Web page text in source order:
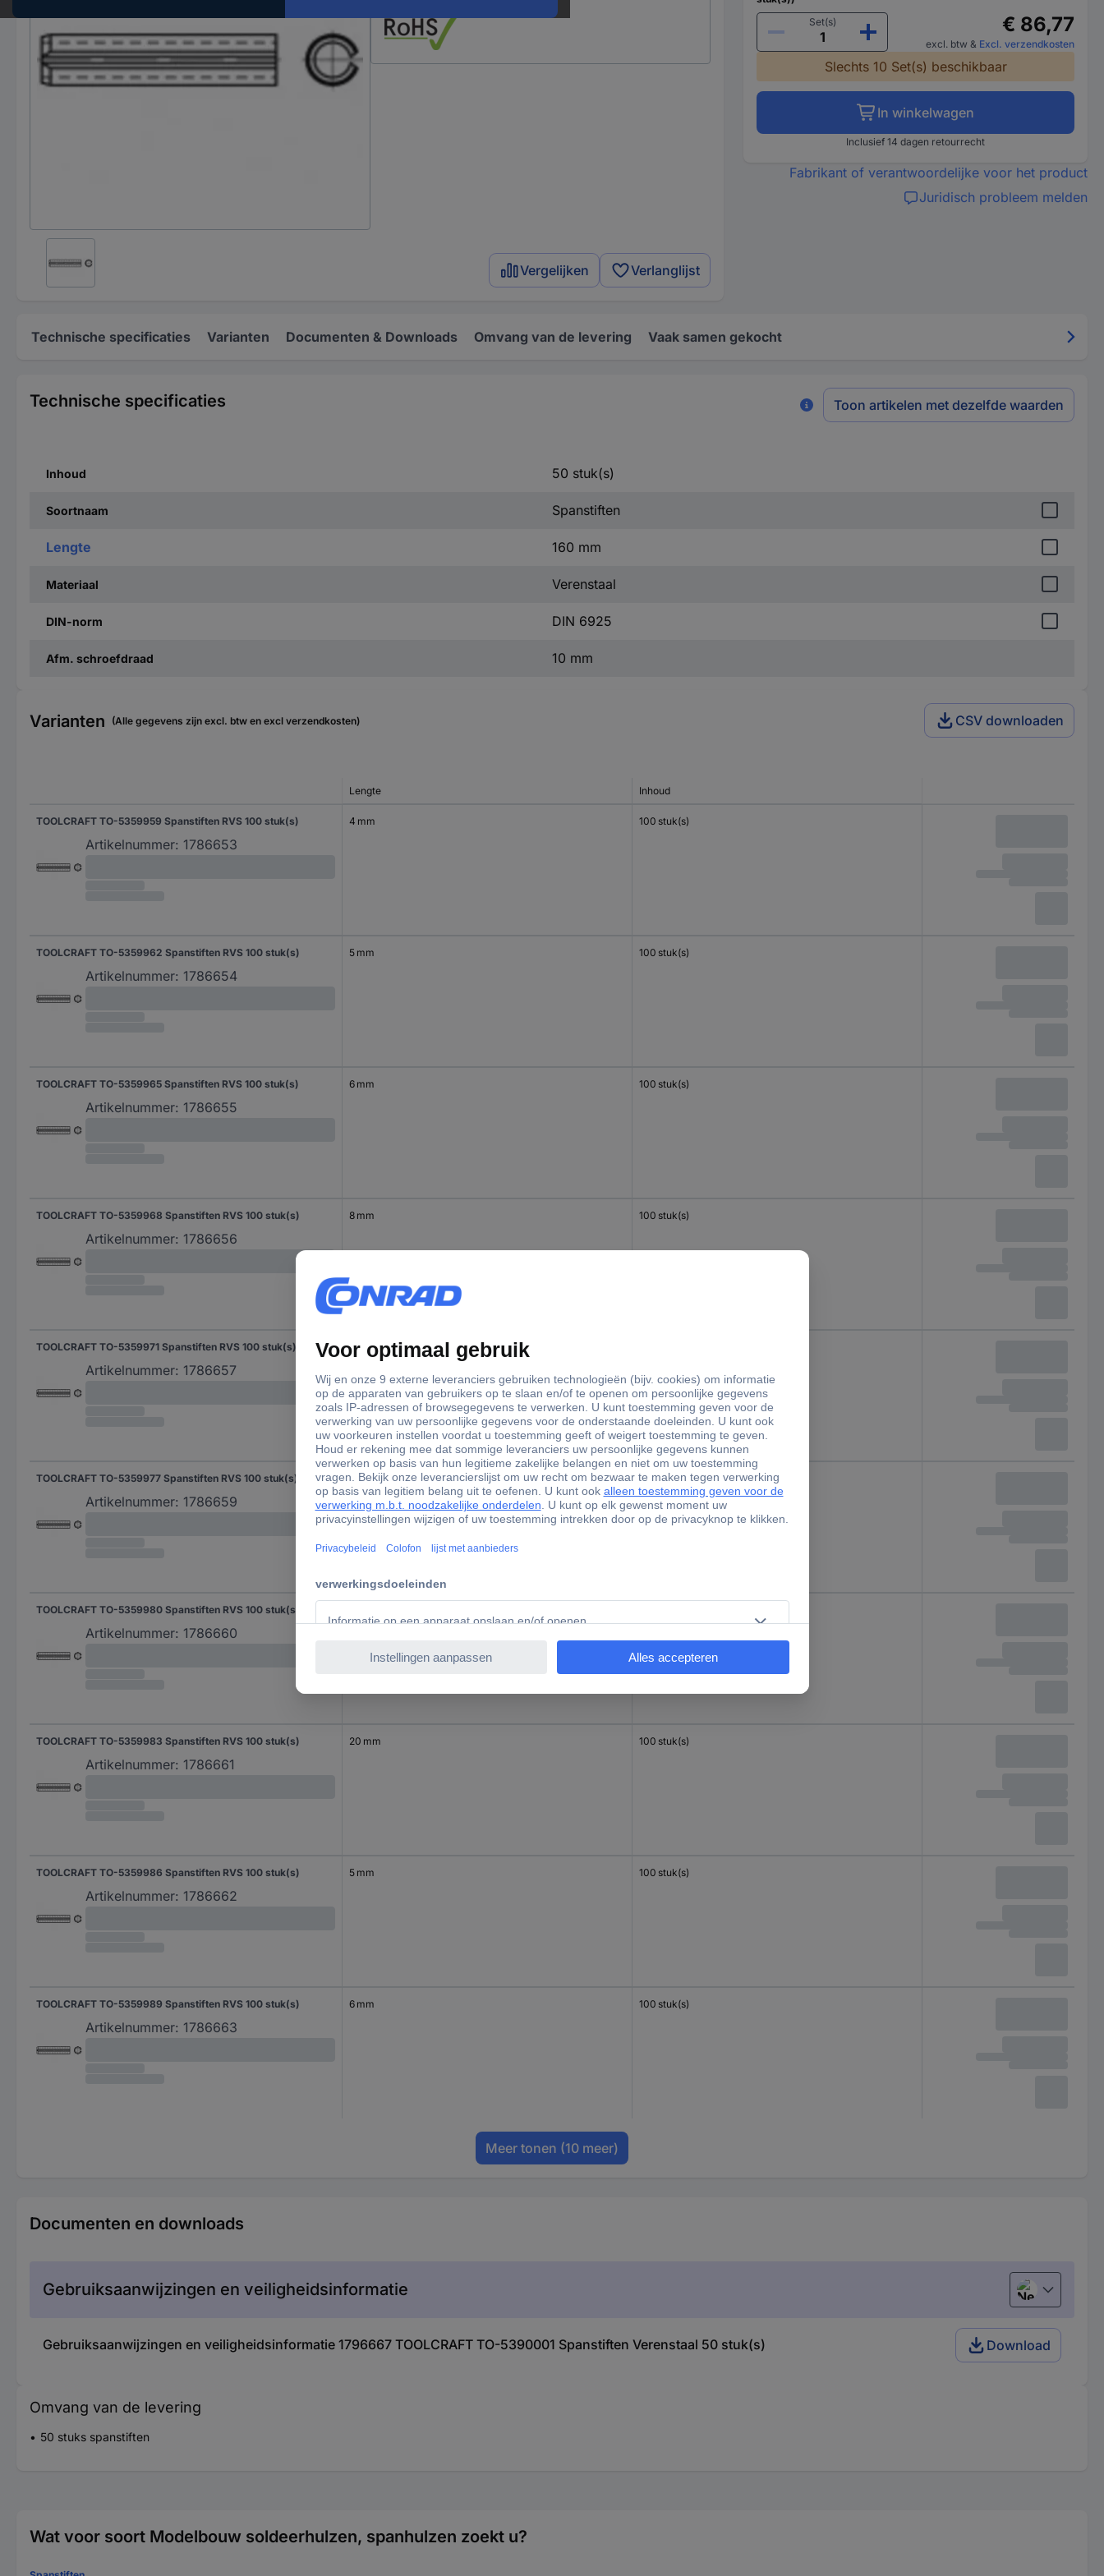
Vergelijken Verlanglijst
Set(s)
€ 86,77
excl. btw & Excl. verzendkosten
Slechts 10 Set(s) beschikbaar
In winkelwagen
Inclusief 14 dagen retourrecht
Fabrikant of verantwoordelijke voor het product
Juridisch probleem melden
Technische specificaties Varianten Documenten & Downloads Omvang van de levering Vaak samen gekocht
Technische specificaties Toon artikelen met dezelfde waarden
Inhoud 50 stuk(s)
Soortnaam Spanstiften
Lengte 160 mm
Materiaal Verenstaal
DIN-norm DIN 6925
Afm. schroefdraad 10 mm
Varianten (Alle gegevens zijn excl. btw en excl verzendkosten) CSV downloaden
Lengte Inhoud
TOOLCRAFT TO-5359959 Spanstiften RVS 100 stuk(s)
Artikelnummer: 1786653
4 mm 100 stuk(s)
TOOLCRAFT TO-5359962 Spanstiften RVS 100 stuk(s)
Artikelnummer: 1786654
5 mm 100 stuk(s)
TOOLCRAFT TO-5359965 Spanstiften RVS 100 stuk(s)
Artikelnummer: 1786655
6 mm 100 stuk(s)
TOOLCRAFT TO-5359968 Spanstiften RVS 100 stuk(s)
Artikelnummer: 1786656
8 mm 100 stuk(s)
TOOLCRAFT TO-5359971 Spanstiften RVS 100 stuk(s)
Artikelnummer: 1786657
10 mm
TOOLCRAFT TO-5359977 Spanstiften RVS 100 stuk(s)
Artikelnummer: 1786659
14 mm 100 stuk(s)
TOOLCRAFT TO-5359980 Spanstiften RVS 100 stuk(s)
Artikelnummer: 1786660
TOOLCRAFT TO-5359983 Spanstiften RVS 100 stuk(s)
Artikelnummer: 1786661
20 mm 100 stuk(s)
TOOLCRAFT TO-5359986 Spanstiften RVS 100 stuk(s)
Artikelnummer: 1786662
5 mm 100 stuk(s)
TOOLCRAFT TO-5359989 Spanstiften RVS 100 stuk(s)
Artikelnummer: 1786663
6 mm 100 stuk(s)
Meer tonen (10 meer)
Documenten en downloads
Gebruiksaanwijzingen en veiligheidsinformatie Nederlands
Gebruiksaanwijzingen en veiligheidsinformatie 1796667 TOOLCRAFT TO-5390001 Spanstiften Verenstaal 50 stuk(s) Download
Omvang van de levering
50 stuks spanstiften
Wat voor soort Modelbouw soldeerhulzen, spanhulzen zoekt u?